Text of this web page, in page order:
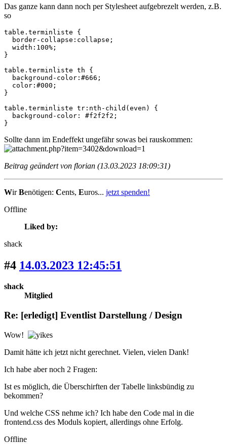
Das ganze kann dann noch per Stylesheet aufgebrezelt werden, z.B.
so
table.terminliste {
  border-collapse:collapse;
  width:100%;
}
table.terminliste th {
  background-color:#666;
  color:#000;
}
table.terminliste tr:nth-child(even) {
  background-color: #f2f2f2;
}
Sollte dann im Endeffekt ungefähr sowas bei rauskommen:
Beitrag geändert von florian (13.03.2023 18:09:31)
WirBenötigen: Cents, Euros... jetzt spenden!
Offline
Liked by:
shack
#4 14.03.2023 12:45:51
shack
Mitglied
Re: [erledigt] Eventlist Darstellung / Design
Wow!
Damit hätte ich jetzt nicht gerechnet. Vielen, vielen Dank!
Ich habe aber noch 2 Fragen:
Ist es möglich, die Überschirften der Tabelle linksbündig zu
bekommen?
Und welche CSS nehme ich? Ich habe den Code mal in die
frontend.css des Moduls kopiert, allerdings ohne Erfolg.
Offline